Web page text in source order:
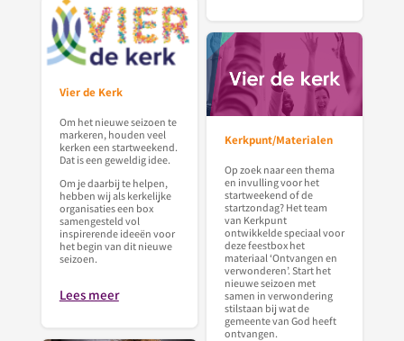
Vier de Kerk
Om het nieuwe seizoen te
markeren, houden veel
kerken een startweekend.
Dat is een geweldig idee.
Om je daarbij te helpen,
hebben wij als kerkelijke
organisaties een box
samengesteld vol
inspirerende ideeën voor
het begin van dit nieuwe
seizoen.
Lees meer
Kerkpunt/Materialen
Op zoek naar een thema
en invulling voor het
startweekend of de
startzondag? Het team
van Kerkpunt
ontwikkelde speciaal voor
deze feestbox het
materiaal ‘Ontvangen en
verwonderen’. Start het
nieuwe seizoen met
samen in verwondering
stilstaan bij wat de
gemeente van God heeft
ontvangen.